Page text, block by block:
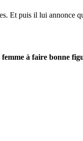
Et puis il lui annonce
à faire bonne